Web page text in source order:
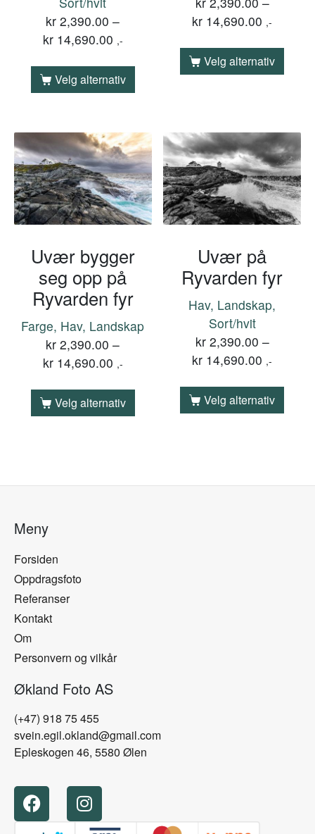
kr 2,390.00 –
kr14,690.00 ,-
Velg alternativ
kr 14,690.00 ,-
Velg alternativ
Uvær bygger
seg opp på
Ryvarden fyr
Farge, Hav, Landskap
kr 2,390.00 –
kr14,690.00 ,-
Velg alternativ
Uvær på
Ryvarden fyr
Hav, Landskap,
Sort/hvit
kr2,390.00 –
kr 14,690.00 ,-
Velg alternativ
Meny
Forsiden
Oppdragsfoto
Referanser
Kontakt
Om
Personvern og vilkår
Økland Foto AS
(+47) 918 75 455
svein.egil.okland@gmail.com
Epleskogen 46, 5580 Ølen